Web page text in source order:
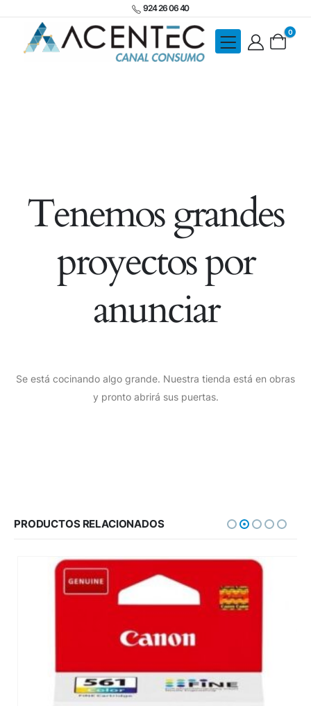
924 26 06 40
0
Tenemos grandes
proyectos por
anunciar
Se está cocinando algo grande. Nuestra tienda está en obras
y pronto abrirá sus puertas.
PRODUCTOS RELACIONADOS